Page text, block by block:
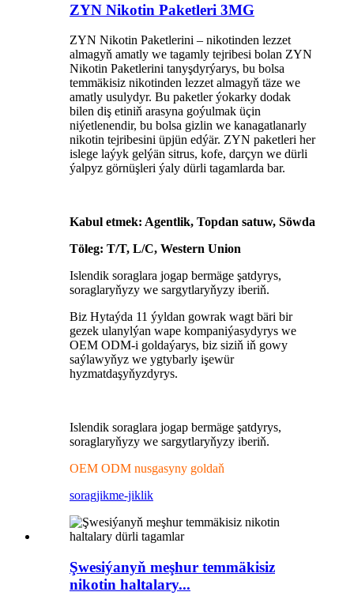
ZYN Nikotin Paketleri 3MG
ZYN Nikotin Paketlerini – nikotinden lezzet
almagyň amatly we tagamly tejribesi bolan ZYN
Nikotin Paketlerini tanyşdyrýarys, bu bolsa
temmäkisiz nikotinden lezzet almagyň täze we
amatly usulydyr. Bu paketler ýokarky dodak
bilen diş etiniň arasyna goýulmak üçin
niýetlenendir, bu bolsa gizlin we kanagatlanarly
nikotin tejribesini üpjün edýär. ZYN paketleri her
islege laýyk gelýän sitrus, kofe, darçyn we dürli
ýalpyz görnüşleri ýaly dürli tagamlarda bar.
Kabul etmek: Agentlik, Topdan satuw, Söwda
Töleg: T/T, L/C, Western Union
Islendik soraglara jogap bermäge şatdyrys,
soraglaryňyzy we sargytlaryňyzy iberiň.
Biz Hytaýda 11 ýyldan gowrak wagt bäri bir
gezek ulanylýan wape kompaniýasydyrys we
OEM ODM-i goldaýarys, biz siziň iň gowy
saýlawyňyz we ygtybarly işewür
hyzmatdaşyňyzdyrys.
Islendik soraglara jogap bermäge şatdyrys,
soraglaryňyzy we sargytlaryňyzy iberiň.
OEM ODM nusgasyny goldaň
soragjikme-jiklik
Şwesiýanyň meşhur temmäkisiz
nikotin haltalary...